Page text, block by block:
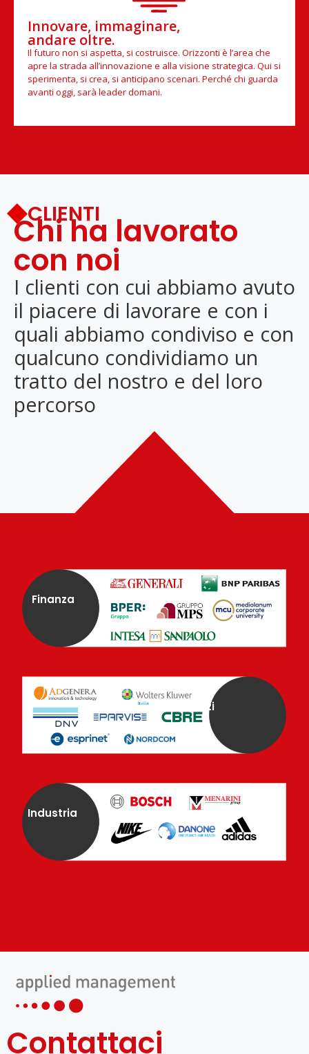
Innovare, immaginare,
andare oltre.
Il futuro non si aspetta, si costruisce. Orizzonti è l’area che
apre la strada all’innovazione e alla visione strategica. Qui si
sperimenta, si crea, si anticipano scenari. Perché chi guarda
avanti oggi, sarà leader domani.
CLIENTI
Chi ha lavorato
con noi
I clienti con cui abbiamo avuto
il piacere di lavorare e con i
quali abbiamo condiviso e con
qualcuno condividiamo un
tratto del nostro e del loro
percorso
Finanza
Servizi
Industria
Contattaci